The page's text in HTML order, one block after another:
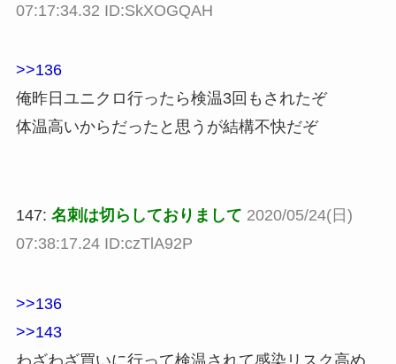
07:17:34.32 ID:SkXOGQAH
>>136
俺昨日ユニクロ行ったら検温3回もされたぞ
体温高いからだったと思うが結構不快だぞ
147: 名刺は切らしておりまして 2020/05/24(日)
07:38:17.24 ID:czTlA92P
>>136
>>143